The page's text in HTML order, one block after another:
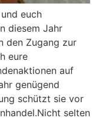
euch
diesem Jahr
den Zugang zur
eure
auf
genügend
schützt sie vor
selten